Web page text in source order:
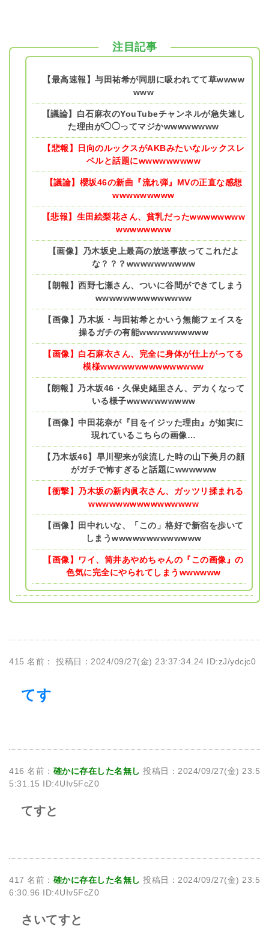
注目記事
【最高速報】与田祐希が同朋に吸われてて草wwww
www
【議論】白石麻衣のYouTubeチャンネルが急失速し
た理由が◯◯ってマジかwwwwwwww
【悲報】日向のルックスがAKBみたいなルックスレ
ベルと話題にwwwwwwwww
【議論】櫻坂46の新曲『流れ弾』MVの正直な感想
wwwwwwwww
【悲報】生田絵梨花さん、貧乳だったwwwwwwww
wwwwwwww
【画像】乃木坂史上最高の放送事故ってこれだよ
な？？？wwwwwwwwww
【朗報】西野七瀬さん、ついに谷間ができてしまう
wwwwwwwwwwwwww
【画像】乃木坂・与田祐希とかいう無能フェイスを
操るガチの有能wwwwwwwwww
【画像】白石麻衣さん、完全に身体が仕上がってる
模様wwwwwwwwwwwwwww
【朗報】乃木坂46・久保史緒里さん、デカくなって
いる様子wwwwwwwwww
【画像】中田花奈が『目をイジッた理由』が如実に
現れているこちらの画像…
【乃木坂46】早川聖来が涙流した時の山下美月の顔
がガチで怖すぎると話題にwwwwww
【衝撃】乃木坂の新内眞衣さん、ガッツリ揉まれる
wwwwwwwwwwwwwwww
【画像】田中れいな、「この」格好で新宿を歩いて
しまうwwwwwwwwwwwww
【画像】ワイ、筒井あやめちゃんの『この画像』の
色気に完全にやられてしまうwwwwww
415 名前： 投稿日：2024/09/27(金) 23:37:34.24 ID:zJ/ydcjc0
てす
416 名前： 確かに存在した名無し 投稿日：2024/09/27(金) 23:5
5:31.15 ID:4UIv5FcZ0
てすと
417 名前： 確かに存在した名無し 投稿日：2024/09/27(金) 23:5
6:30.96 ID:4UIv5FcZ0
さいてすと